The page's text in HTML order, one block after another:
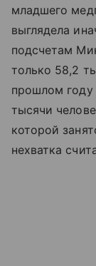
младшего
выглядела
подсчетам
только 58,2
прошлом
тысячи
которой
нехватка